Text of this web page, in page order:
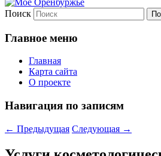
Поиск
Главное меню
Главная
Карта сайта
О проекте
Навигация по записям
← Предыдущая Следующая →